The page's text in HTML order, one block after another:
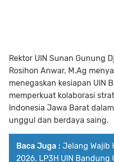
Rektor UIN Sunan Gunung
Rosihon Anwar, M.Ag
menegaskan kesiapan UIN
memperkuat kolaborasi
Indonesia Jawa Barat
unggul dan berdaya saing.
Baca Juga : Jelang Wajib
2026, LP3H UIN Bandung